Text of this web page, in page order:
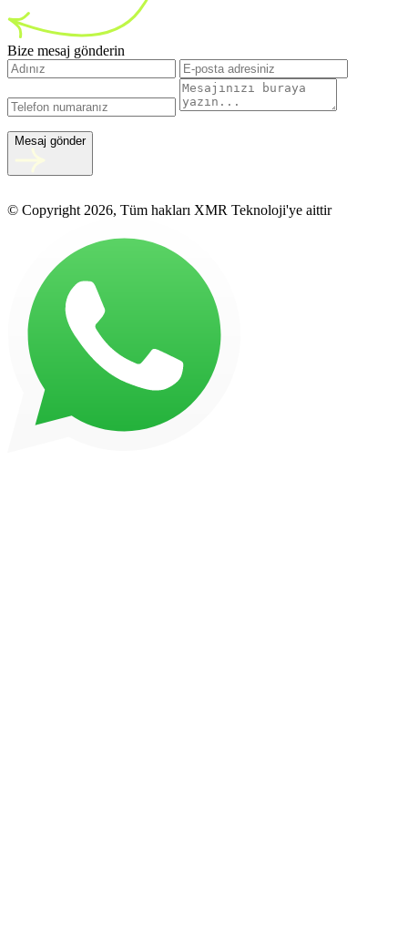
Bize mesaj gönderin
Mesaj gönder
© Copyright 2026, Tüm hakları XMR Teknoloji'ye aittir